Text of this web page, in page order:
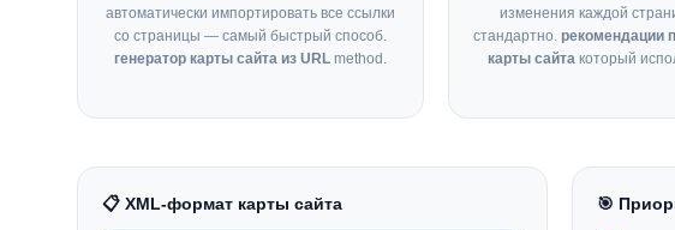
автоматически импортировать все ссылки
со страницы — самый быстрый способ.
генератор карты сайта из URL method.
изменения каждой
стандартно. рекомендации
карты сайта который
📋 XML-формат карты сайта 🎯